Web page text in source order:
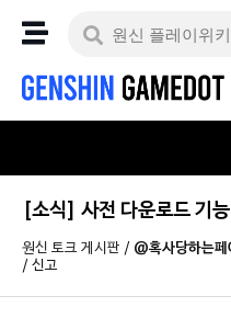
[소식] 사전 다운로드 기
원신 토크 게시판 / @혹사당하는페
/ 신고